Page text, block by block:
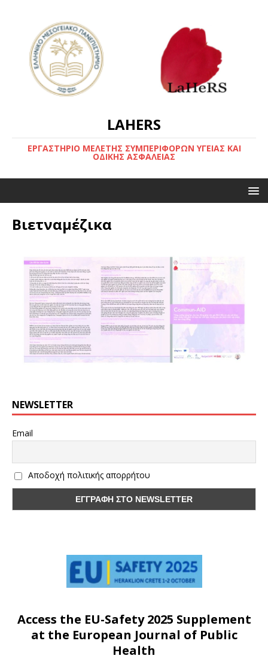
LAHERS
ΕΡΓΑΣΤΗΡΙΟ ΜΕΛΕΤΗΣ ΣΥΜΠΕΡΙΦΟΡΩΝ ΥΓΕΙΑΣ ΚΑΙ
ΟΔΙΚΗΣ ΑΣΦΑΛΕΙΑΣ
Βιετναμέζικα
NEWSLETTER
Email
Αποδοχή πολιτικής απορρήτου
Access the EU-Safety 2025 Supplement
at the European Journal of Public
Health